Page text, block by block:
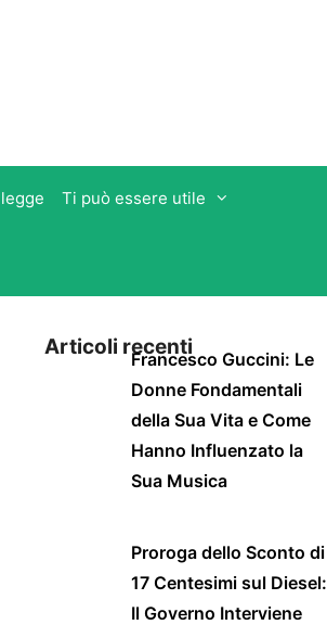
Ti può essere utile
Articoli recentiFrancesco Guccini: Le
Donne Fondamentali
della Sua Vita e Come
Hanno Influenzato la
Sua Musica
Proroga dello Sconto di
17 Centesimi sul Diesel:
Il Governo Interviene